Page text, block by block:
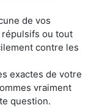
de vos
ou tout
contre les
exactes de votre
vraiment
question.